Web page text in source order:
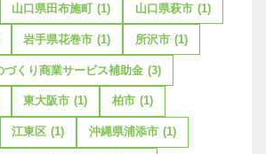
山口県田布施町 (1) 山口県萩市 (1)
岩手県花巻市 (1) 所沢市 (1)
づくり商業サービス補助金 (3)
東大阪市 (1) 柏市 (1)
江東区 (1) 沖縄県浦添市 (1)